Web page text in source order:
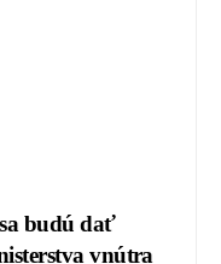
budú dať
vnútra